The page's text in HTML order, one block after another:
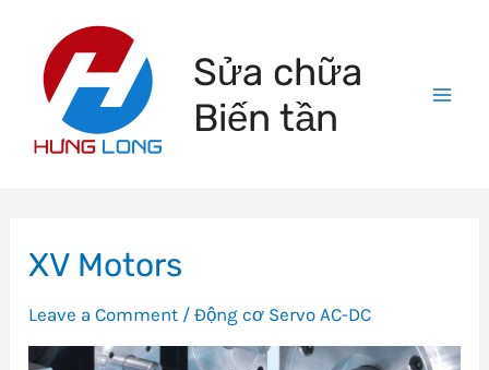
content
Sửa chữa
Biến tần
XV Motors
Leave a Comment /Động cơ Servo AC-DC